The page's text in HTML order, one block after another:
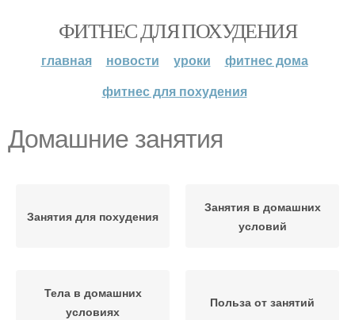
ФИТНЕС ДЛЯ ПОХУДЕНИЯ
главная новости уроки
фитнес дома
фитнес для похудения
Домашние занятия
Занятия для похудения
Занятия в домашних
условий
Тела в домашних
условиях
Польза от занятий